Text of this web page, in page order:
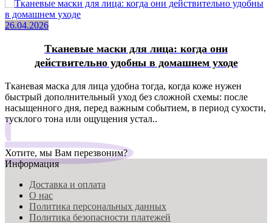
26.04.2026
Тканевые маски для лица: когда они
действительно удобны в домашнем уходе
Тканевая маска для лица удобна тогда, когда коже нужен
быстрый дополнительный уход без сложной схемы: после
насыщенного дня, перед важным событием, в период сухости,
тусклого тона или ощущения устал..
Хотите, мы Вам перезвоним?
Информация
Доставка и оплата
О нас
Политика персональных данных
Политика безопасности платежей